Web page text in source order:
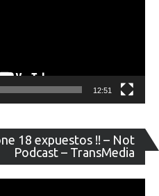
12:51
18 expuestos !! – Not
Podcast – TransMedia
de